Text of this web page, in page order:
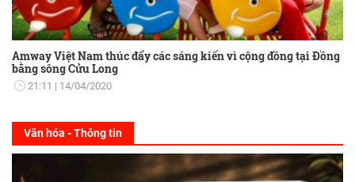
Amway Việt Nam thúc đẩy các sáng kiến vì cộng đồng tại Đồng
bằng sông Cửu Long
21:11 14/04/2020
Văn hóa - Thông tin